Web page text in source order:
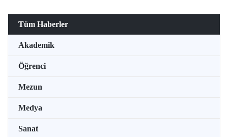
Tüm Haberler
Akademik
Öğrenci
Mezun
Medya
Sanat